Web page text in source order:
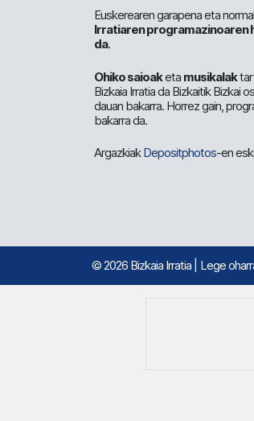
Euskerearen garapena eta
Irratiaren programazinoaren
da.
Ohiko saioaketa musikalak
Bizkaia Irratia da Bizkaitik Bizkai
dauan bakarra. Horrez gain,
bakarra da.
ArgazkiakDepositphotos-en
© 2026 Bizkaia Irratia Lege